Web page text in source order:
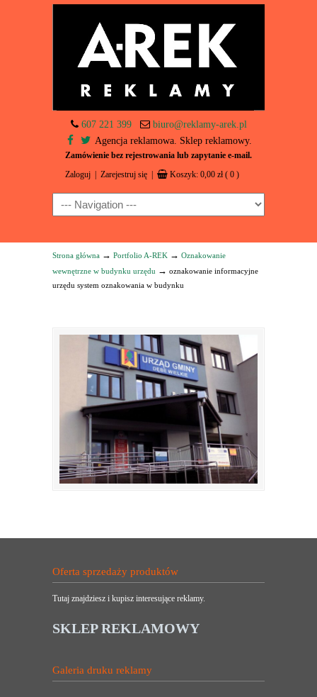
607 221 399
biuro@reklamy-arek.pl
Agencja reklamowa. Sklep reklamowy.
Zamówienie bez rejestrowania lub zapytanie e-mail.
Zaloguj Zarejestruj się Koszyk: 0,00 zł ( 0 )
Navigation
Strona główna → Portfolio A-REK → Oznakowanie
wewnętrzne w budynku urzędu → oznakowanie informacyjne
urzędu system oznakowania w budynku
Oferta sprzedaży produktów
Tutaj znajdziesz i kupisz interesujące reklamy.
SKLEP REKLAMOWY
Galeria druku reklamy